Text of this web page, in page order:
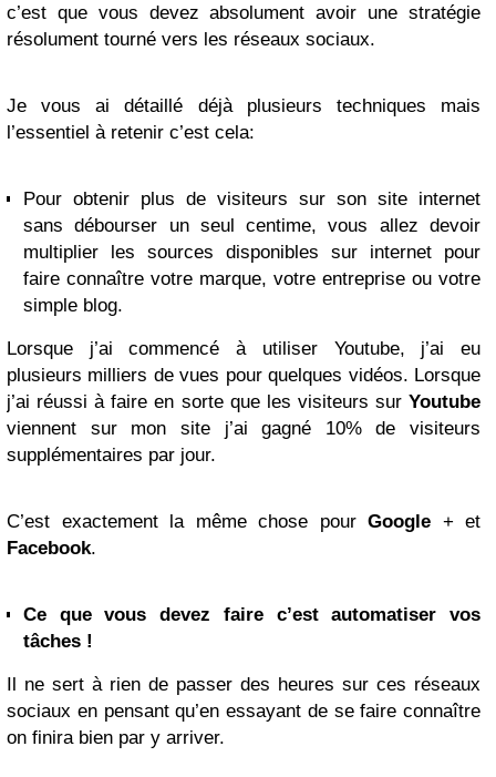
c’est que vous devez absolument avoir une stratégie
résolument tourné vers les réseaux sociaux.
Je vous ai détaillé déjà plusieurs techniques mais
l’essentiel à retenir c’est cela:
Pour obtenir plus de visiteurs sur son site internet
sans débourser un seul centime, vous allez devoir
multiplier les sources disponibles sur internet pour
faire connaître votre marque, votre entreprise ou votre
simple blog.
Lorsque j’ai commencé à utiliser Youtube, j’ai eu
plusieurs milliers de vues pour quelques vidéos. Lorsque
j’ai réussi à faire en sorte que les visiteurs sur Youtube
viennent sur mon site j’ai gagné 10% de visiteurs
supplémentaires par jour.
C’est exactement la même chose pour Google + et
Facebook.
Ce que vous devez faire c’est automatiser vos
tâches !
Il ne sert à rien de passer des heures sur ces réseaux
sociaux en pensant qu’en essayant de se faire connaître
on finira bien par y arriver.